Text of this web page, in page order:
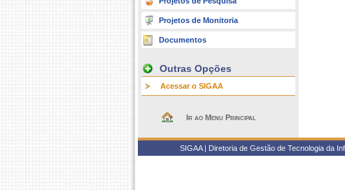
Projetos de Monitoria
Documentos
Outras Opções
Acessar o SIGAA
Ir ao Menu Principal
SIGAA | Diretoria de Gestão de Tecnologia da